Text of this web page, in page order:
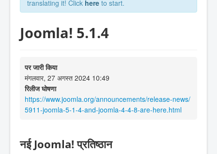
translating it! Click here to start.
Joomla! 5.1.4
पर जारी किया
मंगलवार, 27 अगस्त 2024 10:49
रिलीज घोषणा
https://www.joomla.org/announcements/release-news/
5911-joomla-5-1-4-and-joomla-4-4-8-are-here.html
नई Joomla! प्रतिष्ठान